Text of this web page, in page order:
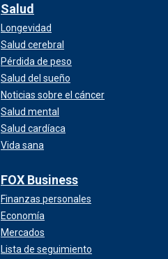
Salud
Longevidad
Salud cerebral
Pérdida de peso
Salud del sueño
Noticias sobre el cáncer
Salud mental
Salud cardíaca
Vida sana
FOX Business
Finanzas personales
Economía
Mercados
Lista de seguimiento